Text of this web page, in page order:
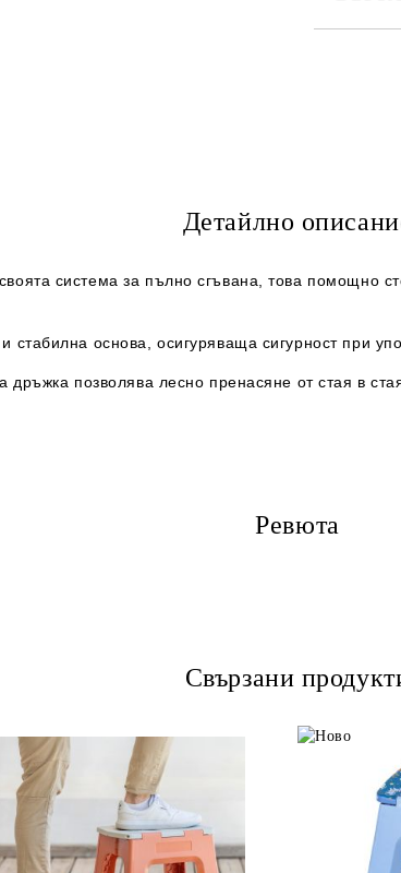
Детайлно
система за пълно сгъвана, това помощно
стабилна основа, осигуряваща сигурност при
позволява лесно пренасяне от стая в
Ревюта
Свързани